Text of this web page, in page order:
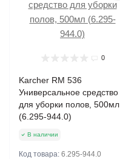
0
Karcher RM 536
Универсальное средство
для уборки полов, 500мл
(6.295-944.0)
В наличии
Код товара: 6.295-944.0